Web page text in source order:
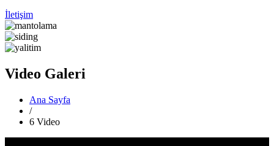
İletişim
Video Galeri
Ana Sayfa
/
6 Video